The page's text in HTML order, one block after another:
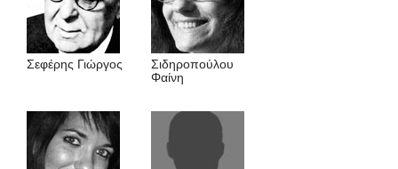
Σεφέρης Γιώργος
Σιδηροπούλου
Φαίνη